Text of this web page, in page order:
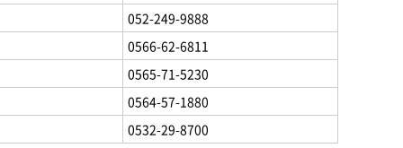
052-249-9888
0566-62-6811
0565-71-5230
0564-57-1880
0532-29-8700